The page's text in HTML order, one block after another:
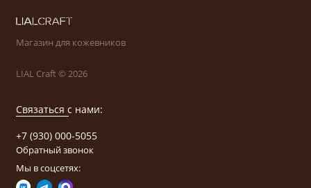
Магазин для кожевников
LIAL Craft © 2026
Связаться с нами:
+7 (930) 000-5055
Обратный звонок
Мы в соцсетях: